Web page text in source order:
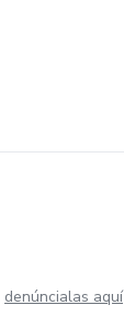
denúncialas aquí